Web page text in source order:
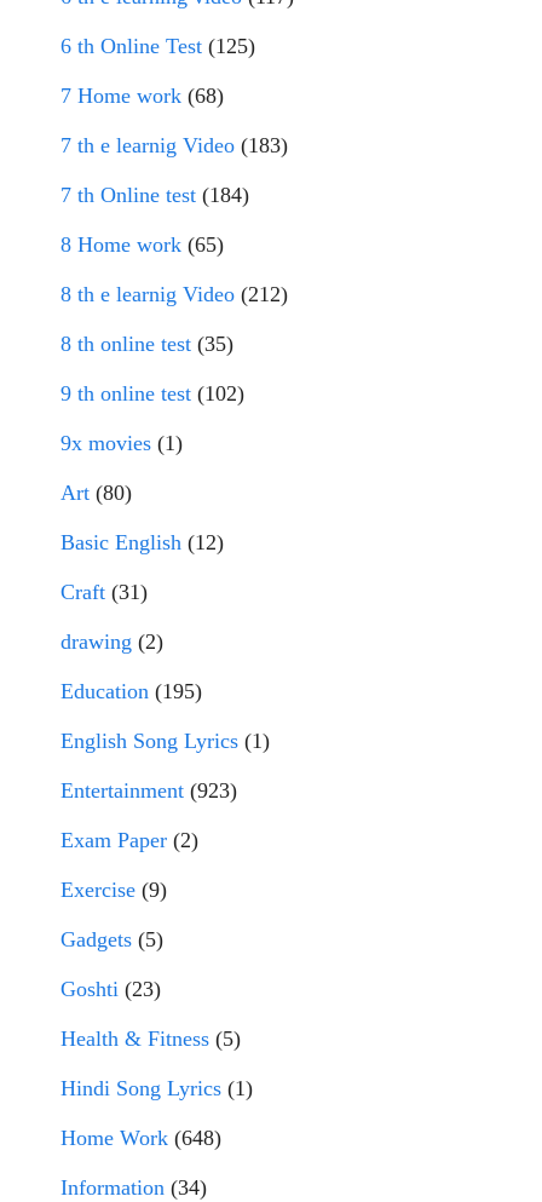
6 th Online Test (125)
7 Home work (68)
7 th e learnig Video (183)
7 th Online test (184)
8 Home work (65)
8 th e learnig Video (212)
8 th online test (35)
9 th online test (102)
9x movies (1)
Art (80)
Basic English (12)
Craft (31)
drawing (2)
Education (195)
English Song Lyrics (1)
Entertainment (923)
Exam Paper (2)
Exercise (9)
Gadgets (5)
Goshti (23)
Health & Fitness (5)
Hindi Song Lyrics (1)
Home Work (648)
Information (34)